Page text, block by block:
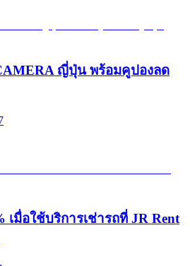
ญี่ปุ่น พร้อมคูปองลด
มื่อใช้บริการเช่ารถที่ JR Rent